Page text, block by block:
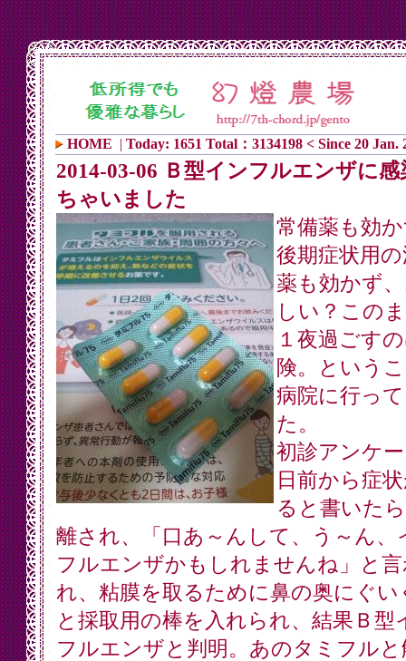
HOME | Today: 1651 Total：3134198 < Since 20 Jan.
2014-03-06 Ｂ型インフルエンザに感
ちゃいました
常備薬も効
後期症状用
薬も効かず
しい？この
１夜過ごす
険。という
病院に行っ
た。
初診アンケ
日前から症
ると書いた
離され、「口あ～んして、う～ん、
フルエンザかもしれませんね」と
れ、粘膜を取るために鼻の奥にぐい
と採取用の棒を入れられ、結果Ｂ型
フルエンザと判明。あのタミフルと